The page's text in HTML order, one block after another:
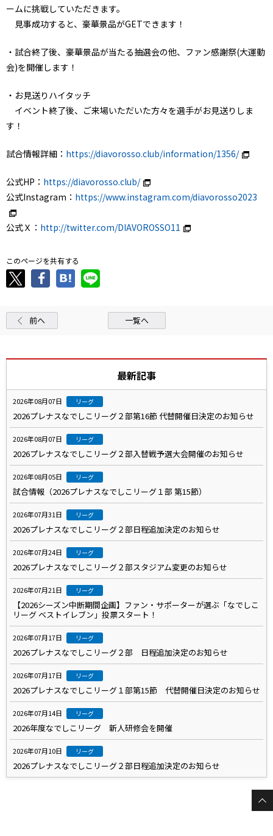
ームに挑戦していただきます。
見事成功すると、豪華景品がGETできます！
・試合終了後、豪華景品が当たる抽選会の他、ファン感謝祭(大運動
会)を開催します！
・お見送りハイタッチ
イベント終了後、ご来場いただいた方々を選手がお見送りしま
す！
試合情報詳細： https://diavorosso.club/information/1356/
公式HP： https://diavorosso.club/
公式Instagram： https://www.instagram.com/diavorosso2023
公式Ｘ： http://twitter.com/DIAVOROSSO11
このページを共有する
前へ 一覧へ
最新記事
2026年08月07日 リーグ
2026プレナスなでしこリーグ２部第16節 代替開催日決定のお知らせ
2026年08月07日 リーグ
2026プレナスなでしこリーグ２部入替戦予選大会開催のお知らせ
2026年08月05日 リーグ
試合情報（2026プレナスなでしこリーグ１部 第15節）
2026年07月31日 リーグ
2026プレナスなでしこリーグ２部日程追加決定のお知らせ
2026年07月24日 リーグ
2026プレナスなでしこリーグ２部スタジアム変更のお知らせ
2026年07月21日 リーグ
【2026シーズン中断期間企画】ファン・サポーターが選ぶ「なでしこ
リーグ ベストイレブン」投票スタート！
2026年07月17日 リーグ
2026プレナスなでしこリーグ２部 日程追加決定のお知らせ
2026年07月17日 リーグ
2026プレナスなでしこリーグ１部第15節 代替開催日決定のお知らせ
2026年07月14日 リーグ
2026年度なでしこリーグ 新人研修会を開催
2026年07月10日 リーグ
2026プレナスなでしこリーグ２部日程追加決定のお知らせ